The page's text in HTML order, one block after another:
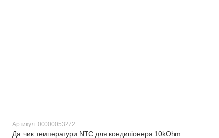
Артикул: 00000053272
Датчик температури NTC для кондиціонера 10kOhm